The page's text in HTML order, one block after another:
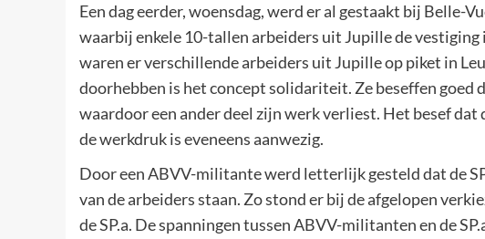
Een dag eerder, woensdag, werd er al gestaakt bij Belle-
waarbij enkele 10-tallen arbeiders uit Jupille de vestiging
waren er verschillende arbeiders uit Jupille op piket in
doorhebben is het concept solidariteit. Ze beseffen goed
waardoor een ander deel zijn werk verliest. Het besef
de werkdruk is eveneens aanwezig.
Door een ABVV-militante werd letterlijk gesteld dat de
van de arbeiders staan. Zo stond er bij de afgelopen
de SP.a. De spanningen tussen ABVV-militanten en de